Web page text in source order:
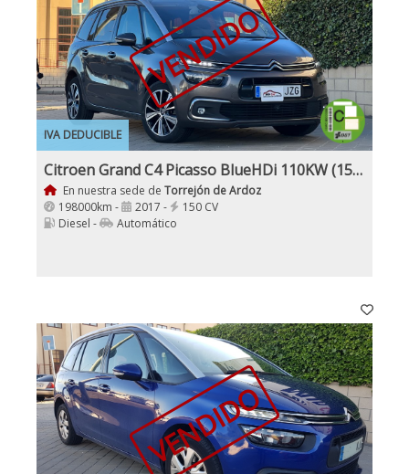
IVA DEDUCIBLE
VENDIDO
Citroen Grand C4 Picasso BlueHDi 110KW (150CV) EAT6
En nuestra sede de Torrejón de Ardoz
198000km -
2017 -
150 CV
Diesel -
Automático
VENDIDO